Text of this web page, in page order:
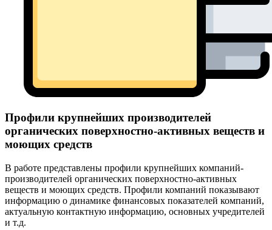
Профили крупнейших производителей
органических поверхностно-активных веществ и
моющих средств
В работе представлены профили крупнейших компаний-
производителей органических поверхностно-активных
веществ и моющих средств. Профили компаний показывают
информацию о динамике финансовых показателей компаний,
актуальную контактную информацию, основных учредителей
и т.д.